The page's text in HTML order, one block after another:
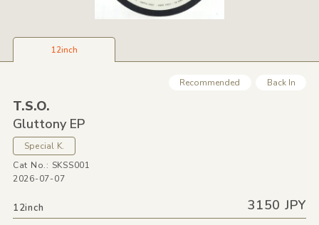
12inch
Recommended Back In
T.S.O.
Gluttony EP
Special K.
Cat No.: SKSS001
2026-07-07
12inch 3150 JPY